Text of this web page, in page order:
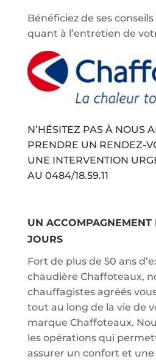
Bénéficiez de ses
quant à l’entretien de
N’HÉSITEZ PAS À NOUS
PRENDRE UN RENDEZ-
UNE INTERVENTION
AU 0484/18.59.11
UN ACCOMPAGNEMENT
JOURS
Fort de plus de 50 ans
chaudière Chaffoteaux,
chauffagistes agréés
tout au long de la vie de
marque Chaffoteaux.
les opérations qui
assurer un confort et